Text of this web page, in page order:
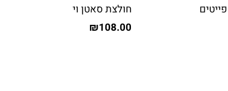
חולצת סאטן וי
₪108.00